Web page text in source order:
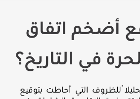
أضخم اتفاق
في التاريخ؟
للظروف التي أحاطت بتوقيع